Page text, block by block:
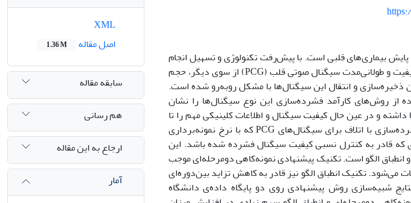
بیماری‌های قلبی است. با پیش‌رفت تکنولوژی و تسهیل انجام
دورمراقبتی از یک سو و افزایش نیاز به ضبط باکیفیت و طولانی‌مدت سیگنال صوتی قلب (PCG) از سوی دیگر، حجم
ذخیره‌سازی و انتقال این سیگنال‌ها با مشکل روبه‌رو شده است.
از روش‌های کارآمد فشرده‌سازی این نوع سیگنال‌ها را نشان
و در عین حال کیفیت سیگنال و اطلاعات کلینیکی مهم را تا
حد ممکن حفظ کنند. در این مقاله یک روش فشرده‌سازی با اتلاف برای سیگنال‌های PCG که با نرخ نمونه‌برداری
که قادر به کنترل نسبی کیفیت سیگنال فشرده شده باشد. این
الگو است. تکنیک پیشنهادی نمونه‌کاهی دومرحله‌ای موجب
تکنیک انطباق الگو نیز قادر به کاهش تزاید بین‌دوره‌ای
شبیه‌سازی روش پیشنهادی روی دو پایگاه داده‌ی دانشگاه
اصل مقاله
1.36 M
سابقه مقاله
هم رسانی
ارجاع به این مقاله
آمار